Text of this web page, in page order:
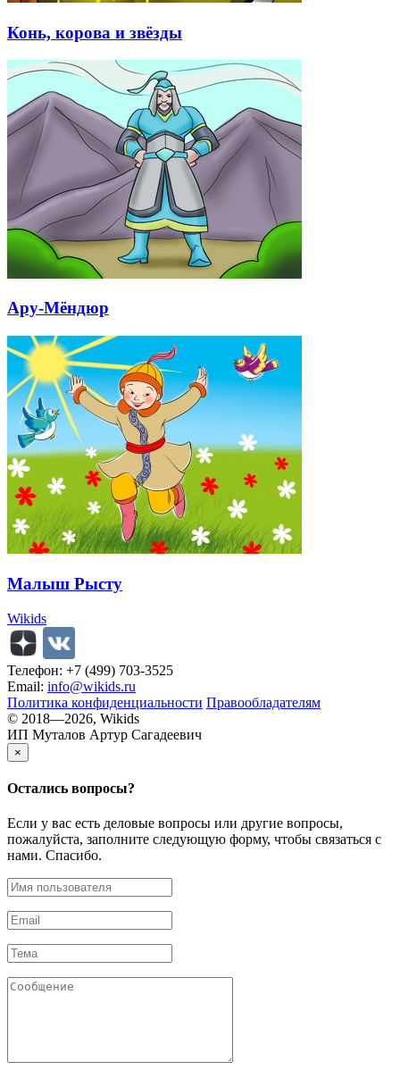
Конь, корова и звёзды
Ару-Мёндюр
Малыш Рысту
Wikids
Телефон: +7 (499) 703-3525
Email: info@wikids.ru
Политика конфиденциальности Правообладателям
© 2018—2026, Wikids
ИП Муталов Артур Сагадеевич
×
Остались вопросы?
Если у вас есть деловые вопросы или другие вопросы,
пожалуйста, заполните следующую форму, чтобы связаться с
нами. Спасибо.